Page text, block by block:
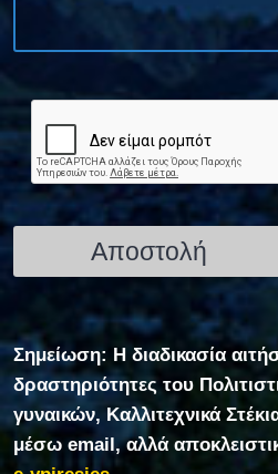
Σημείωση: Η διαδικασία
δραστηριότητες του
γυναικών, Καλλιτεχνικά
μέσω email, αλλά